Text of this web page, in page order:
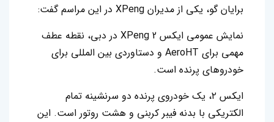
برایان گو، یکی از مدیران XPeng در این مراسم گفت:
نمایش عمومی ایکس 2 XPeng در دبی، نقطه عطف
مهمی برای AeroHT و دستاوردی بین المللی برای
خودروهای پرنده است.
ایکس ۲، یک خودروی پرنده دو سرنشینه تمام
الکتریکی با بدنه فیبر کربنی و هشت روتور است. این